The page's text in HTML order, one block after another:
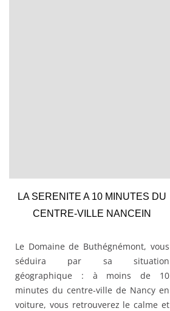
LA SERENITE A 10 MINUTES DU
CENTRE-VILLE NANCEIN
Le Domaine de Buthégnémont, vous
séduira par sa situation
géographique : à moins de 10
minutes du centre-ville de Nancy en
voiture, vous retrouverez le calme et